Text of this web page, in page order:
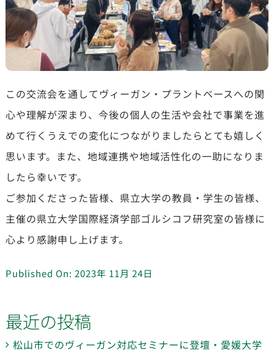
この交流会を通してヴィーガン・プラントベースへの関
心や理解が深まり、今後の個人の生活や会社で事業を進
めて行くうえでの変化につながりましたらとても嬉しく
思います。また、地域連携や地域活性化の一助になりま
したら幸いです。
ご参加くださった皆様、県立大学の教員・学生の皆様、
主催の県立大学国際経済学部ゴルシコフ研究室の皆様に
心より感謝申し上げます。
Published On: 2023年 11月 24日
最近の投稿
松山市でのヴィーガン対応セミナーに登壇・愛媛大学